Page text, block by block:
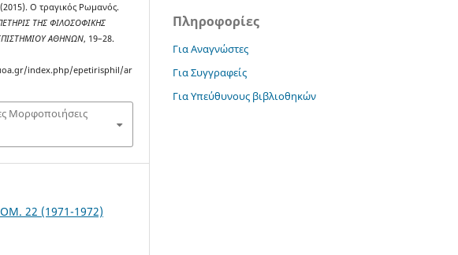
Ο τραγικός Ρωμανός.
ΤΗΣ ΦΙΛΟΣΟΦΙΚΗΣ
ΑΘΗΝΩΝ, 19–28.
index.php/epetirisphil/ar
Μορφοποιήσεις
22 (1971-1972)
Πληροφορίες
Για Αναγνώστες
Για Συγγραφείς
Για Υπεύθυνους βιβλιοθηκών